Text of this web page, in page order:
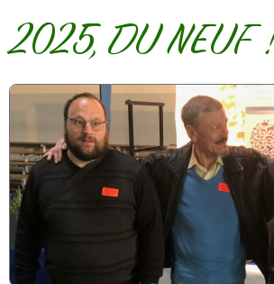
2025, DU NEUF !